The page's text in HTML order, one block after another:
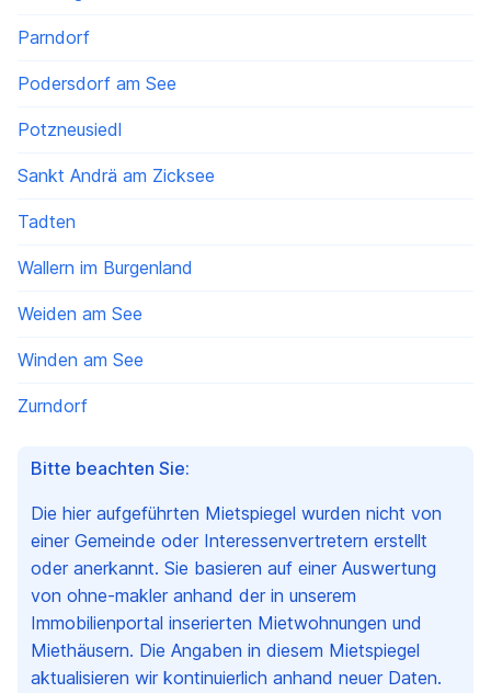
Bitte beachten Sie:
Die hier aufgeführten Mietspiegel wurden nicht von
einer Gemeinde oder Interessenvertretern erstellt
oder anerkannt. Sie basieren auf einer Auswertung
von ohne-makler anhand der in unserem
Immobilienportal inserierten Mietwohnungen und
Miethäusern. Die Angaben in diesem Mietspiegel
aktualisieren wir kontinuierlich anhand neuer Daten.
Parndorf
Podersdorf am See
Potzneusiedl
Sankt Andrä am Zicksee
Tadten
Wallern im Burgenland
Weiden am See
Winden am See
Zurndorf